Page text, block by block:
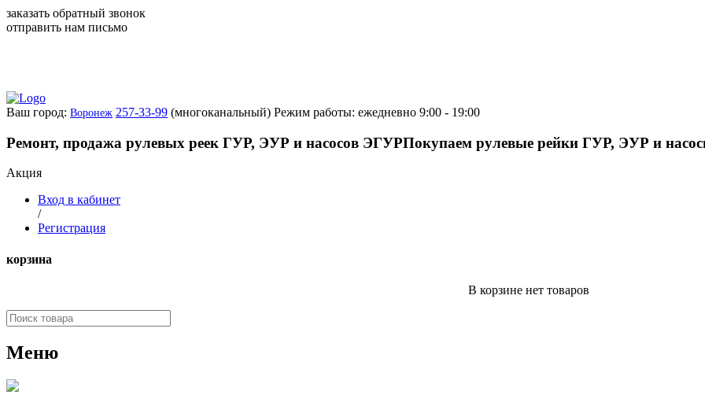
заказать обратный звонок
отправить нам письмо
Ваш город: Воронеж 257-33-99 (многоканальный) Режим работы: ежедневно 9:00 - 19:00
Ремонт, продажа рулевых реек ГУР, ЭУР и насосов ЭГУРПокупаем рулевые рейки ГУР, ЭУР и
Акция
Вход в кабинет
/
Регистрация
корзина
В корзине нет товаров
Меню